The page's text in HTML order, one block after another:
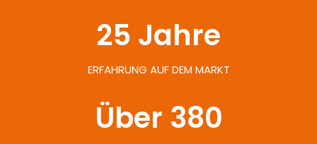
ERFAHRUNG AUF DEM MARKT
25 Jahre
Über 380